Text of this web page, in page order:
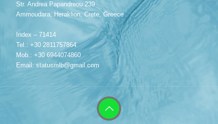
Str. Andrea Papandreou 239
Ammoudara, Heraklion, Crete, Greece
Index – 71414
Tel.: +30 2811757864
Mob.: +30 6944074860
Email: statusmlb@gmail.com